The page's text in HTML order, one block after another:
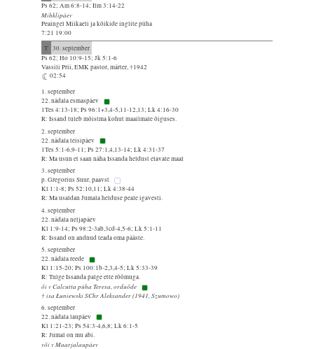
Ps 62; Am 6:8-14; Ilm 3:14-22
Mihklipäev
Peaingel Miikaeli ja kõikide inglite püha
7:21 19:00
T
30. september
Ps 62; Ho 10:9-15; Jk 5:1-6
Vassili Prii, EMK pastor, märter, †1942
02:54
1. september
22. nädala esmaspäev
1Tes 4:13-18; Ps 96:1+3,4-5,11-12,13; Lk 4:16-30
R: Issand tuleb mõistma kohut maailmale õiguses.
2. september
22. nädala teisipäev
1Tes 5:1-6,9-11; Ps 27:1,4,13-14; Lk 4:31-37
R: Ma usun et saan näha Issanda heldust elavate maal
3. september
p. Gregorius Suur, paavst
Kl 1:1-8; Ps 52:10,11; Lk 4:38-44
R: Ma usaldan Jumala helduse peale igavesti.
4. september
22. nädala neljapäev
Kl 1:9-14; Ps 98:2-3ab,3cd-4,5-6; Lk 5:1-11
R: Issand on andnud teada oma pääste.
5. september
22. nädala reede
Kl 1:15-20; Ps 100:1b-2,3,4-5; Lk 5:33-39
R: Tulge Issanda palge ette rõõmuga.
õi v Calcutta püha Teresa, orduõde
† isa Łuniewski SChr Aleksander (1941, Szumowo)
6. september
22. nädala laupäev
Kl 1:21-23; Ps 54:3-4,6,8; Lk 6:1-5
R: Jumal on mu abi.
või v Maarjalaupäev